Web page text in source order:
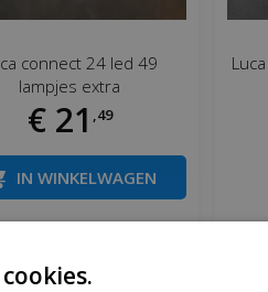
connect 24 led 49
lampjes extra
€ 21 49
IN WINKELWAGEN